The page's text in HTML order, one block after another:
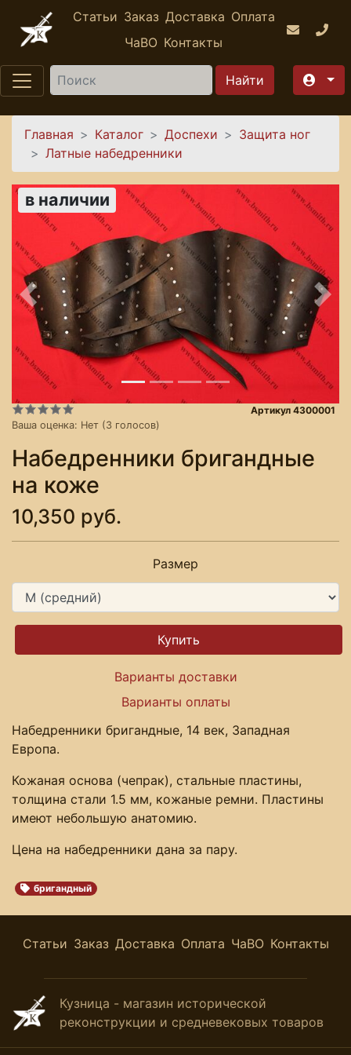
Перейти к основному содержанию
Статьи Заказ Доставка Оплата
ЧаВО Контакты
Найти
Вы здесь
Главная Каталог Доспехи
Защита ног
Латные набедренники
в наличии
Предыдущее
Ваша оценка: Нет (3 голосов)
Артикул 4300001
Набедренники бригандные
на коже
10,350 руб.
Размер
Варианты доставки
Варианты оплаты
Набедренники бригандные, 14 век, Западная
Европа.
Кожаная основа (чепрак), стальные пластины,
толщина стали 1.5 мм, кожаные ремни. Пластины
имеют небольшую анатомию.
Цена на набедренники дана за пару.
бригандный
Статьи Заказ Доставка Оплата ЧаВО Контакты
Кузница - магазин исторической
реконструкции и средневековых товаров